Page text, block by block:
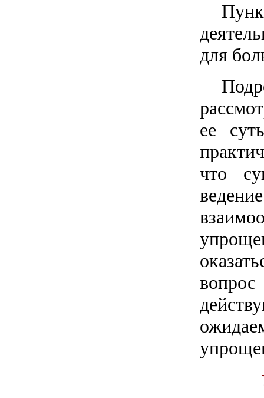
для
ее
что
вопрос